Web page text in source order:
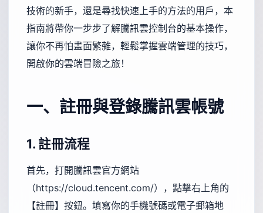
技術的新手，還是尋找快速上手的方法的用戶，本
指南將帶你一步步了解騰訊雲控制台的基本操作，
讓你不再怕畫面繁雜，輕鬆掌握雲端管理的技巧，
開啟你的雲端冒險之旅！
一、註冊與登錄騰訊雲帳號
1. 註冊流程
首先，打開騰訊雲官方網站
（https://cloud.tencent.com/），點擊右上角的
【註冊】按鈕。填寫你的手機號碼或電子郵箱地